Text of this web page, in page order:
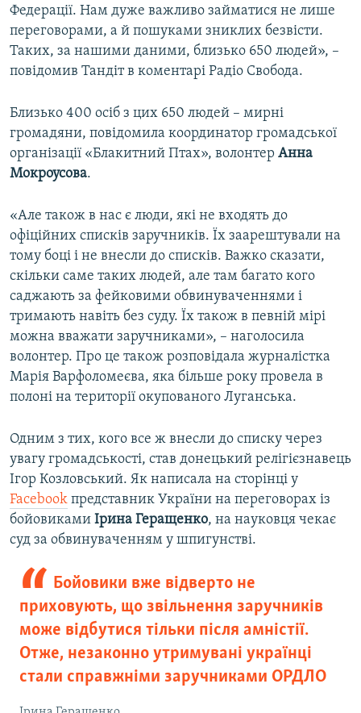
Федерації. Нам дуже важливо займатися не лише
переговорами, а й пошуками зниклих безвісти.
Таких, за нашими даними, близько 650 людей», –
повідомив Тандіт в коментарі Радіо Свобода.
Близько 400 осіб з цих 650 людей – мирні
громадяни, повідомила координатор громадської
організації «Блакитний Птах», волонтер Анна
Мокроусова.
«Але також в нас є люди, які не входять до
офіційних списків заручників. Їх заарештували на
тому боці і не внесли до списків. Важко сказати,
скільки саме таких людей, але там багато кого
саджають за фейковими обвинуваченнями і
тримають навіть без суду. Їх також в певній мірі
можна вважати заручниками», – наголосила
волонтер. Про це також розповідала журналістка
Марія Варфоломеєва, яка більше року провела в
полоні на території окупованого Луганська.
Одним з тих, кого все ж внесли до списку через
увагу громадськості, став донецький релігієзнавець
Ігор Козловський. Як написала на сторінці у
Facebook представник України на переговорах із
бойовиками Ірина Геращенко, на науковця чекає
суд за обвинуваченням у шпигунстві.
Бойовики вже відверто не
приховують, що звільнення заручників
може відбутися тільки після амністії.
Отже, незаконно утримувані українці
стали справжніми заручниками ОРДЛО